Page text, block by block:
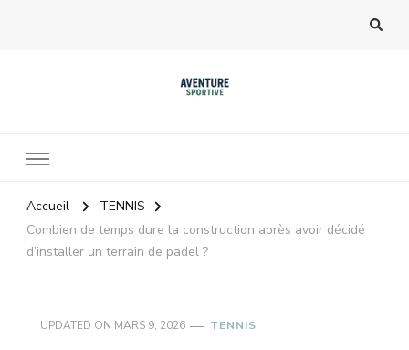
Accueil
TENNIS
Combien de temps dure la construction après avoir décidé
d’installer un terrain de padel ?
UPDATED ON MARS 9, 2026 TENNIS